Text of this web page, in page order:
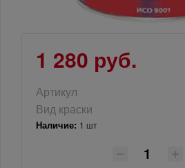
1 280 руб.
Артикул
Вид краски
Наличие: 1 шт